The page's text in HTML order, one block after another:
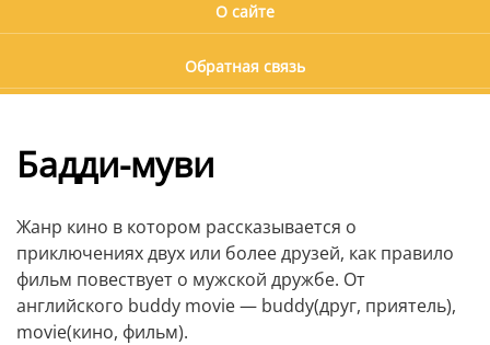
О сайте
Обратная связь
Бадди-муви
Жанр кино в котором рассказывается о
приключениях двух или более друзей, как правило
фильм повествует о мужской дружбе. От
английского buddy movie — buddy(друг, приятель),
movie(кино, фильм).